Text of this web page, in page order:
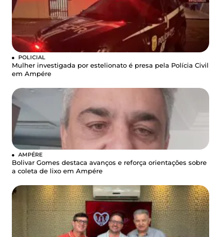
POLICIAL
Mulher investigada por estelionato é presa pela Polícia Civil
em Ampére
AMPÉRE
Bolivar Gomes destaca avanços e reforça orientações sobre
a coleta de lixo em Ampére